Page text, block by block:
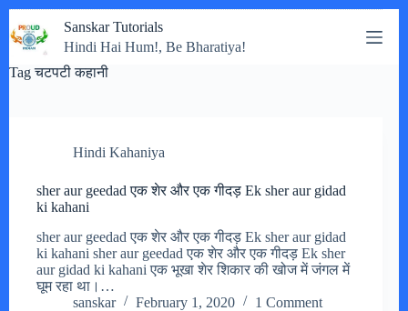
to
content
Sanskar Tutorials
Hindi Hai Hum!, Be Bharatiya!
Tagचटपटी कहानी
Hindi Kahaniya
sher aur geedad एक शेर और एक गीदड़ Ek sher aur gidad
ki kahani
sher aur geedad एक शेर और एक गीदड़ Ek sher aur gidad
ki kahani sher aur geedad एक शेर और एक गीदड़ Ek sher
aur gidad ki kahani एक भूखा शेर शिकार की खोज में जंगल में
घूम रहा था।…
sanskar
February 1, 2020 1 Comment